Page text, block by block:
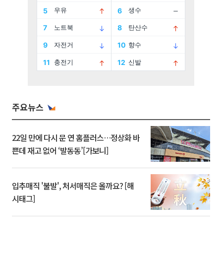
주요뉴스
22일 만에 다시 문 연 홈플러스…정상화 바
쁜데 재고 없어 ‘발동동’[가보니]
입추매직 '불발', 처서매직은 올까요? [해
시태그]